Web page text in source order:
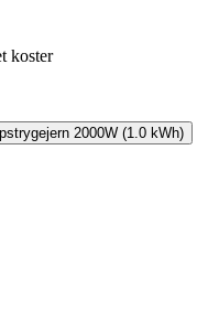
koster
2000W (1.0 kWh)